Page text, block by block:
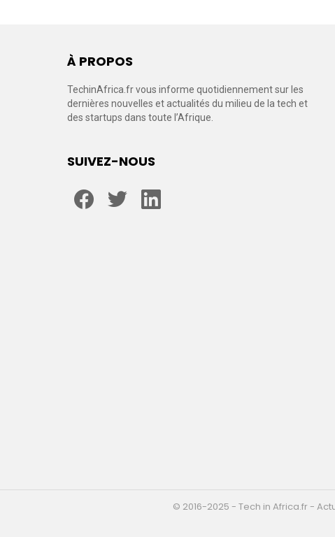
À PROPOS
TechinAfrica.fr vous informe quotidiennement sur les
dernières nouvelles et actualités du milieu de la tech et
des startups dans toute l’Afrique.
SUIVEZ-NOUS
©️ 2016-2025 - Tech in Africa.fr -